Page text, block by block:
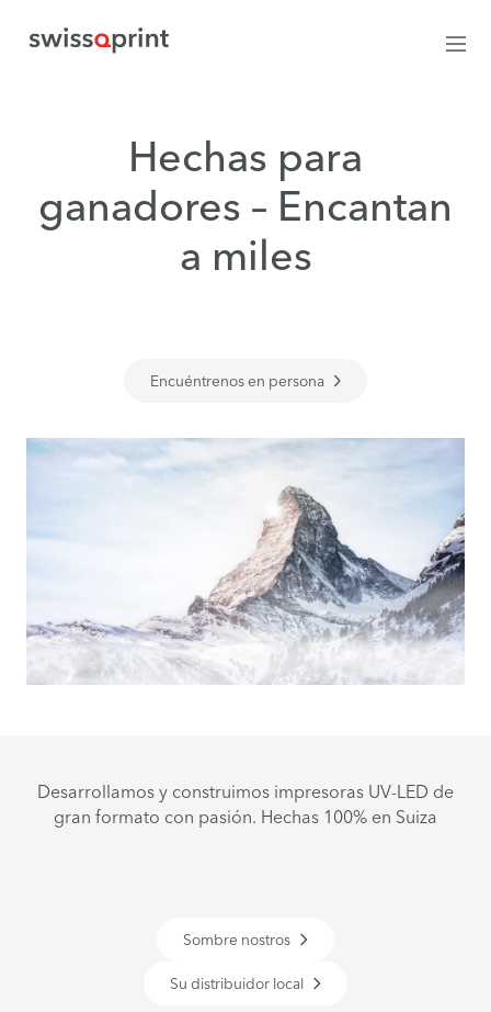
Hechas para
ganadores – Encantan
a miles
Encuéntrenos en persona
Desarrollamos y construimos impresoras UV-LED de
gran formato con pasión. Hechas 100% en Suiza
Sombre nostros
Su distribuidor local